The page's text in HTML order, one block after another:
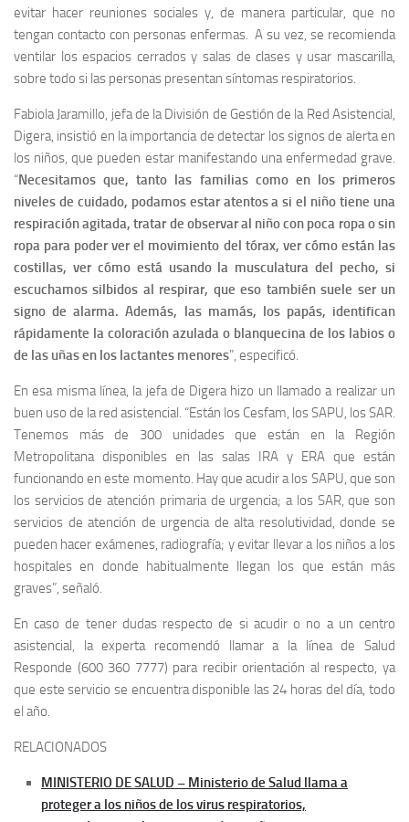
evitar hacer reuniones sociales y, de manera particular, que no
tengan contacto con personas enfermas. A su vez, se recomienda
ventilar los espacios cerrados y salas de clases y usar mascarilla,
sobre todo si las personas presentan síntomas respiratorios.
Fabiola Jaramillo, jefa de la División de Gestión de la Red Asistencial,
Digera, insistió en la importancia de detectar los signos de alerta en
los niños, que pueden estar manifestando una enfermedad grave.
“Necesitamos que, tanto las familias como en los primeros
niveles de cuidado, podamos estar atentos a si el niño tiene una
respiración agitada, tratar de observar al niño con poca ropa o sin
ropa para poder ver el movimiento del tórax, ver cómo están las
costillas, ver cómo está usando la musculatura del pecho, si
escuchamos silbidos al respirar, que eso también suele ser un
signo de alarma. Además, las mamás, los papás, identifican
rápidamente la coloración azulada o blanquecina de los labios o
de las uñas en los lactantes menores”, especificó.
En esa misma línea, la jefa de Digera hizo un llamado a realizar un
buen uso de la red asistencial. “Están los Cesfam, los SAPU, los SAR.
Tenemos más de 300 unidades que están en la Región
Metropolitana disponibles en las salas IRA y ERA que están
funcionando en este momento. Hay que acudir a los SAPU, que son
los servicios de atención primaria de urgencia; a los SAR, que son
servicios de atención de urgencia de alta resolutividad, donde se
pueden hacer exámenes, radiografía; y evitar llevar a los niños a los
hospitales en donde habitualmente llegan los que están más
graves”, señaló.
En caso de tener dudas respecto de si acudir o no a un centro
asistencial, la experta recomendó llamar a la línea de Salud
Responde (600 360 7777) para recibir orientación al respecto, ya
que este servicio se encuentra disponible las 24 horas del día, todo
el año.
RELACIONADOS
MINISTERIO DE SALUD – Ministerio de Salud llama a
proteger a los niños de los virus respiratorios,